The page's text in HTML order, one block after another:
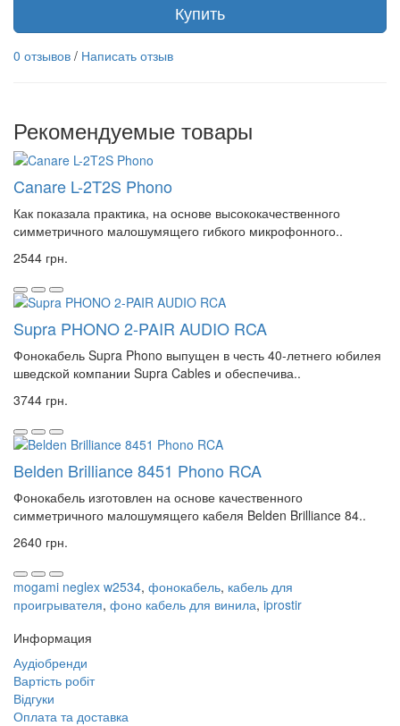
Купить
0 отзывов / Написать отзыв
Рекомендуемые товары
Canare L-2T2S Phono
Как показала практика, на основе высококачественного
симметричного малошумящего гибкого микрофонного..
2544 грн.
Supra PHONO 2-PAIR AUDIO RCA
Фонокабель Supra Phono выпущен в честь 40-летнего юбилея
шведской компании Supra Cables и обеспечива..
3744 грн.
Belden Brilliance 8451 Phono RCA
Фонокабель изготовлен на основе качественного
симметричного малошумящего кабеля Belden Brilliance 84..
2640 грн.
mogami neglex w2534, фонокабель, кабель для
проигрывателя, фоно кабель для винила, iprostir
Информация
Аудіобренди
Вартість робіт
Відгуки
Оплата та доставка